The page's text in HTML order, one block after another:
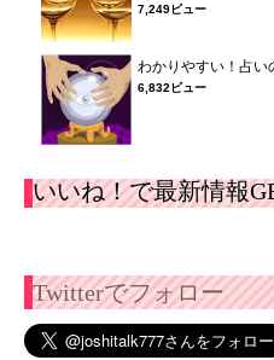
7,249ビュー
わかりやすい！占
6,832ビュー
いいね！で最新情報
Twitterでフォロー